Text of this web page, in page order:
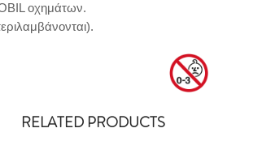
οχημάτων.
RELATED PRODUCTS